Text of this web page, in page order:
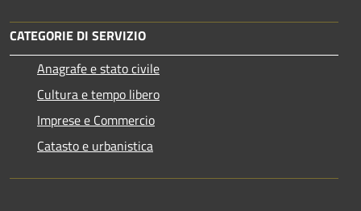
CATEGORIE DI SERVIZIO
Anagrafe e stato civile
Cultura e tempo libero
Imprese e Commercio
Catasto e urbanistica